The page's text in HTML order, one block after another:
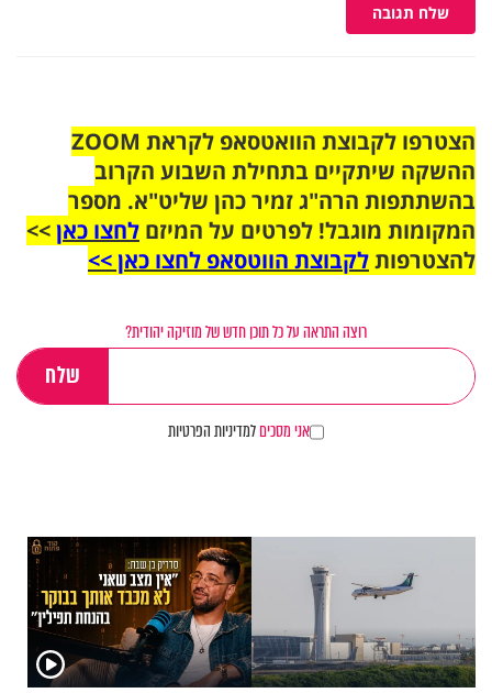
שלח תגובה
הצטרפו לקבוצת הוואטסאפ לקראת ZOOM
ההשקה שיתקיים בתחילת השבוע הקרוב
בהשתתפות הרה"ג זמיר כהן שליט"א. מספר
המקומות מוגבל! לפרטים על המיזם לחצו כאן>>
להצטרפותלקבוצת הווטסאפ לחצו כאן >>
רוצה התראה על כל תוכן חדש של מוזיקה יהודית?
אני מסכיםלמדיניות הפרטיות